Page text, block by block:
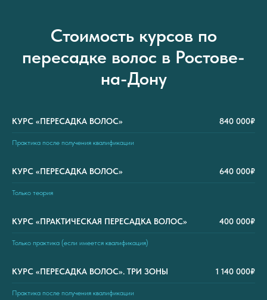
Стоимость курсов по
пересадке волос в Ростове-
на-Дону
КУРС «ПЕРЕСАДКА ВОЛОС» 840 000₽
Практика после получения квалификации
КУРС «ПЕРЕСАДКА ВОЛОС» 640 000₽
Только теория
КУРС «ПРАКТИЧЕСКАЯ ПЕРЕСАДКА ВОЛОС» 400 000₽
Только практика (если имеется квалификация)
КУРС «ПЕРЕСАДКА ВОЛОС». ТРИ ЗОНЫ 1 140 000₽
Практика после получения квалификации